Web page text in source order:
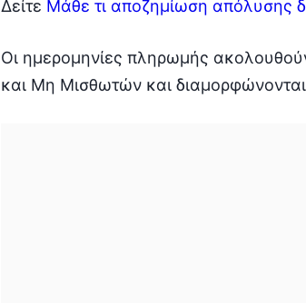
Δείτε Μάθε τι αποζημίωση απόλυσης
Οι ημερομηνίες πληρωμής
και Μη Μισθωτών και